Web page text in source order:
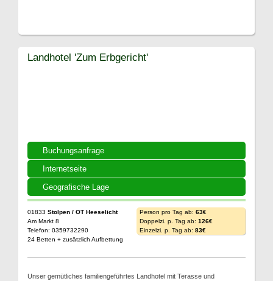
Buchungsanfrage
Internetseite
Geografische Lage
Landhotel 'Zum Erbgericht'
01833 Stolpen / OT Heeselicht
Am Markt 8
Telefon: 0359732290
24 Betten + zusätzlich Aufbettung
Person pro Tag ab: 63€
Doppelzi. p. Tag ab: 126€
Einzelzi. p. Tag ab: 83€
Unser gemütliches familiengeführtes Landhotel mit Terasse und